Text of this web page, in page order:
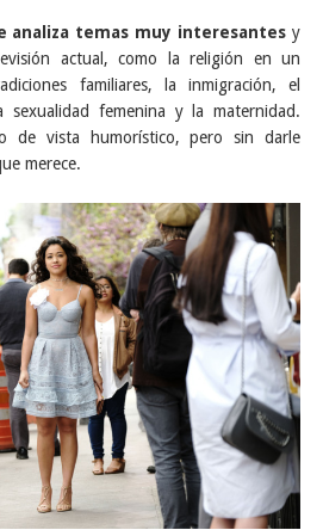
analiza temas muy interesantes y
actual, como la religión en un
familiares, la inmigración, el
sexualidad femenina y la maternidad.
de vista humorístico, pero sin darle
merece.